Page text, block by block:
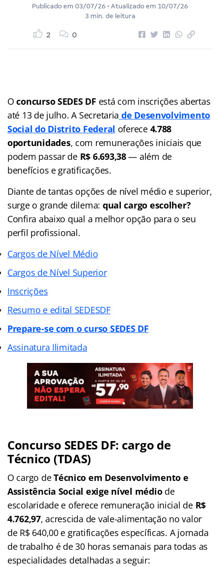
Publicado em 03/07/26 • Atualizado em 10/07/26
3 min. de leitura
2 0
Oconcurso SEDES DF está com inscrições abertas
até 13 de julho. A Secretaria de Desenvolvimento
Social do Distrito Federal oferece 4.788
oportunidades, com remunerações iniciais que
podem passar de R$ 6.693,38— além de
benefícios e gratificações.
Diante de tantas opções de nível médio e superior,
surge o grande dilema: qual cargo escolher?
Confira abaixo qual a melhor opção para o seu
perfil profissional.
Cargos de Nível Médio
Cargos de Nível Superior
Inscrições
Resumo e edital SEDESDF
Prepare-se com o curso SEDES DF
Assinatura Ilimitada
Concurso SEDES DF: cargo de
Técnico (TDAS)
O cargo deTécnico em Desenvolvimento e
Assistência Social exige nível médio de
escolaridade e oferece remuneração inicial de R$
4.762,97, acrescida de vale-alimentação no valor
de R$ 640,00 e gratificações específicas. A jornada
de trabalho é de 30 horas semanais para todas as
especialidades detalhadas a seguir: